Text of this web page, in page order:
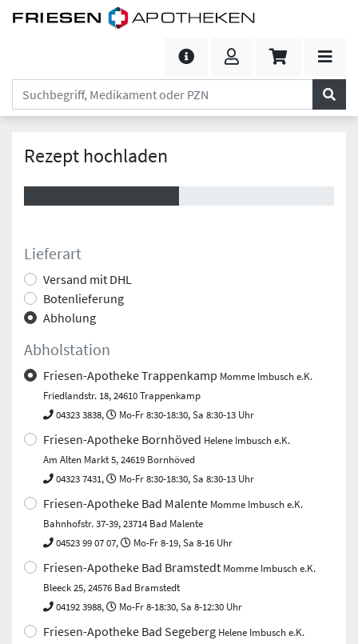
Rezept hochladen
Lieferart
Versand mit DHL
Botenlieferung
Abholung
Abholstation
Friesen-Apotheke Trappenkamp Momme Imbusch e.K.
Friedlandstr. 18, 24610 Trappenkamp
04323 3838,
Mo-Fr 8:30-18:30, Sa 8:30-13 Uhr
Friesen-Apotheke Bornhöved Helene Imbusch e.K.
Am Alten Markt 5, 24619 Bornhöved
04323 7431,
Mo-Fr 8:30-18:30, Sa 8:30-13 Uhr
Friesen-Apotheke Bad Malente Momme Imbusch e.K.
Bahnhofstr. 37-39, 23714 Bad Malente
04523 99 07 07,
Mo-Fr 8-19, Sa 8-16 Uhr
Friesen-Apotheke Bad Bramstedt Momme Imbusch e.K.
Bleeck 25, 24576 Bad Bramstedt
04192 3988,
Mo-Fr 8-18:30, Sa 8-12:30 Uhr
Friesen-Apotheke Bad Segeberg Helene Imbusch e.K.